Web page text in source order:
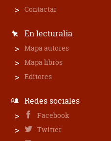
Contactar
En lecturalia
Mapa autores
Mapa libros
Editores
Redes sociales
Facebook
Twitter